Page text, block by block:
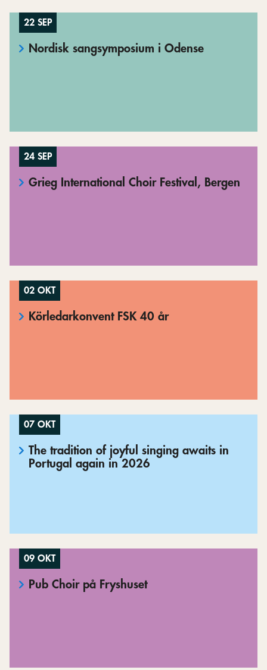
22 SEP
Nordisk sangsymposium i Odense
24 SEP
Grieg International Choir Festival, Bergen
02 OKT
Körledarkonvent FSK 40 år
07 OKT
The tradition of joyful singing awaits in
Portugal again in 2026
09 OKT
Pub Choir på Fryshuset